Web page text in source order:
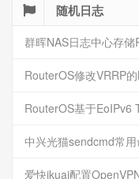
随机日志
群晖NAS日志中心存
RouterOS修改VRRP
RouterOS基于EoIPv6
中兴光猫sendcmd常用
爱快ikuai配置